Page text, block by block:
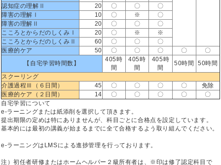
認知症の理解Ⅱ
20 〇 〇
〇
障害の理解Ⅰ
10 〇 ※
〇
障害の理解Ⅱ
20 〇 〇
〇
こころとからだのしくみⅠ
20 〇 ※
※
こころとからだのしくみⅡ
60 〇 〇
〇
医療的ケア
50 〇 〇 〇 〇
〇
【自宅学習時間数】
405時
間
405時
間
405時
間
50時間
50時間
スクーリング
介護過程Ⅲ（６日間）
45 〇 〇 〇 〇
免除
医療的ケア（２日間）
14 〇 〇 〇 〇
〇
自宅学習について
e-ラーニングまたは紙添削を選択して頂きます。
提出期限の定めは特にありませんが、科目ごとに合格点を設定しています。
基本的には最初の講義が始まるまでに全て合格するよう取り組んでください。
e-ラーニングはLMSによる進捗管理を行っております。
注）初任者研修またはホームヘルパー２級所有者は、※印は修了認定科目で